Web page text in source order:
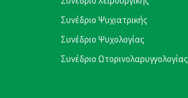
Συνέδριο Ψυχιατρικής
Συνέδριο Ψυχολογίας
Συνέδριο Ωτορινολαρυγγολογίας